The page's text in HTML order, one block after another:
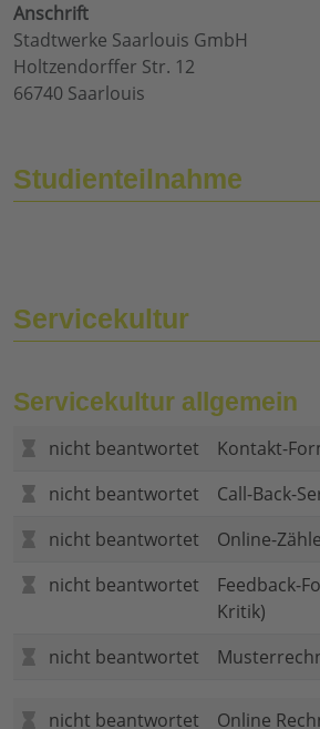
Anschrift
Stadtwerke Saarlouis GmbH
Holtzendorffer Str. 12
66740 Saarlouis
Studienteilnahme
Servicekultur
Servicekultur allgemein
nicht beantwortet
Kontakt-
nicht beantwortet
Call-Back-
nicht beantwortet
Online-
nicht beantwortet
Feedback-
Kritik)
nicht beantwortet
nicht beantwortet
Online